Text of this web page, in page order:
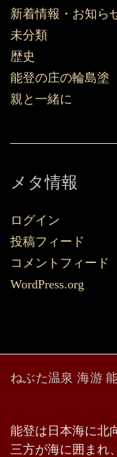
新着情報・お知ら
未分類
歴史
能登の庄の輪島塗
親と一緒に
メタ情報
ログイン
投稿フィード
コメントフィード
WordPress.org
ねぶた温泉 海游
能登は日本海に北
三方が海に囲まれ